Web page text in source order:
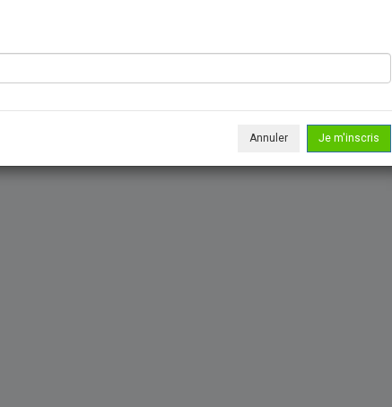
à votre recherche, veuillez modifier vos critères de recherche...
Annuler Je m'inscris